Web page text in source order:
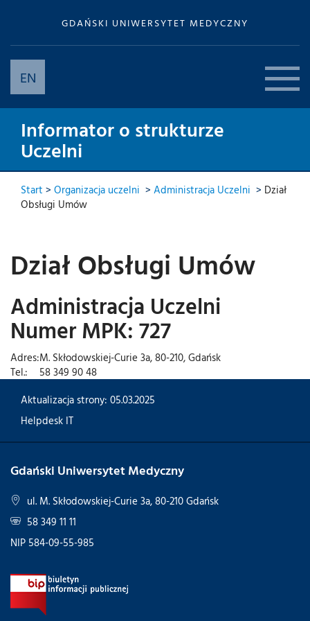
GDAŃSKI UNIWERSYTET MEDYCZNY
EN
Informator o strukturze
Uczelni
Start > Organizacja uczelni > Administracja Uczelni > Dział
Obsługi Umów
Dział Obsługi Umów
Administracja Uczelni
Numer MPK: 727
Adres:M. Skłodowskiej-Curie 3a, 80-210, Gdańsk
Tel.:
58 349 90 48
Aktualizacja strony: 05.03.2025
Helpdesk IT
Gdański Uniwersytet Medyczny
ul. M. Skłodowskiej-Curie 3a, 80-210 Gdańsk
58 349 11 11
NIP 584-09-55-985